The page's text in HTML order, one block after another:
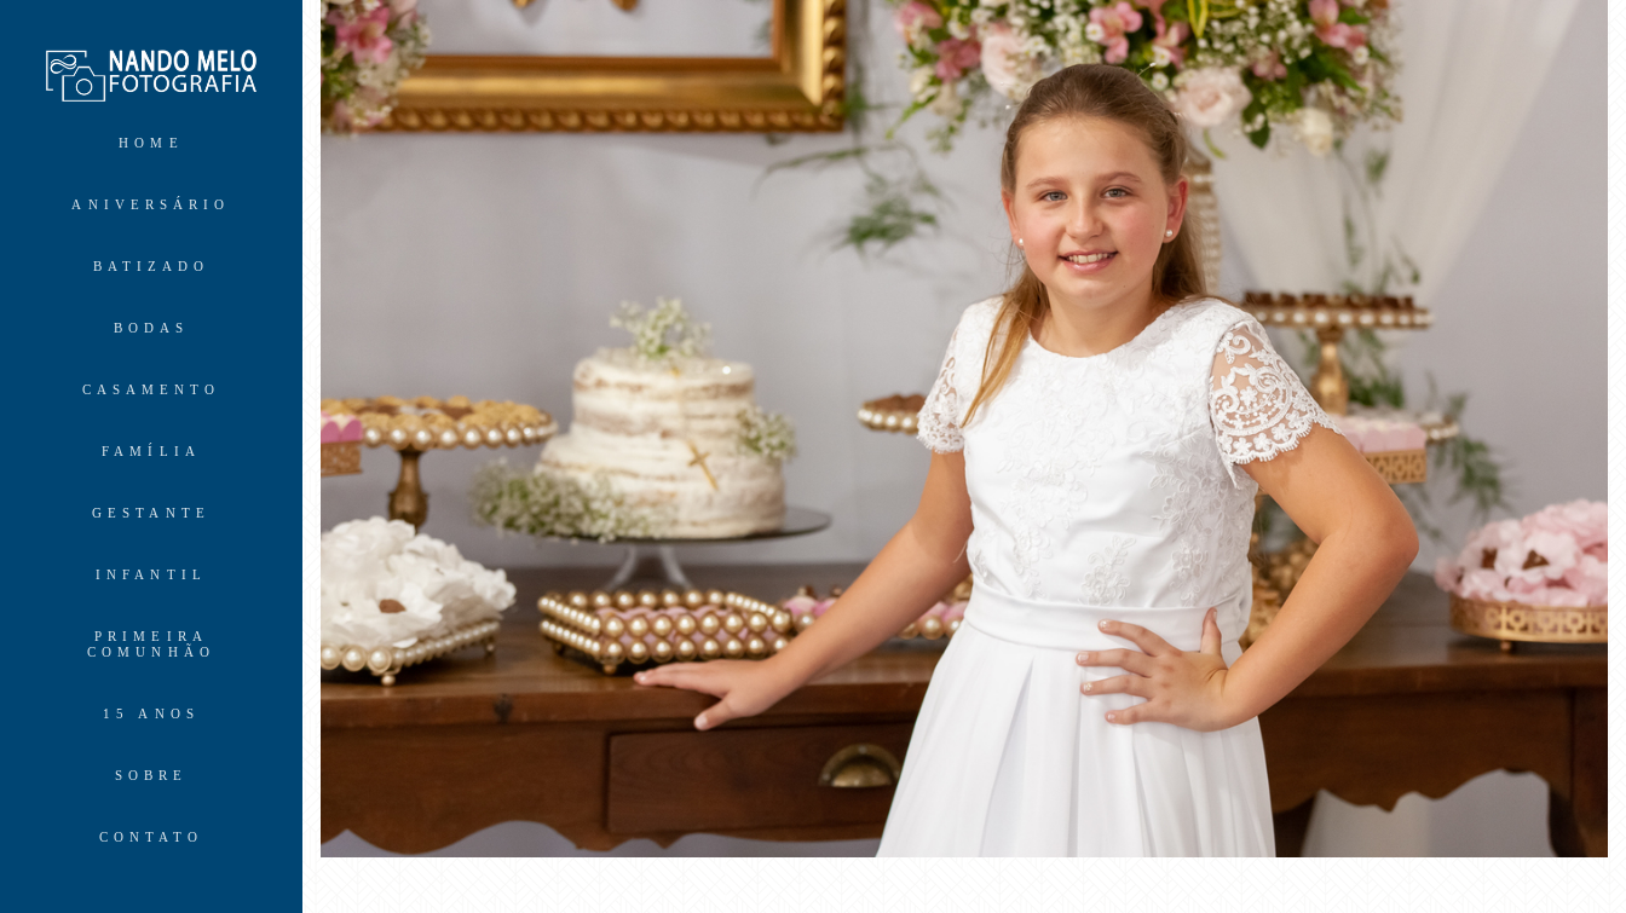
HOME
ANIVERSÁRIO
BATIZADO
BODAS
CASAMENTO
FAMÍLIA
GESTANTE
INFANTIL
PRIMEIRA
COMUNHÃO
15 ANOS
SOBRE
CONTATO